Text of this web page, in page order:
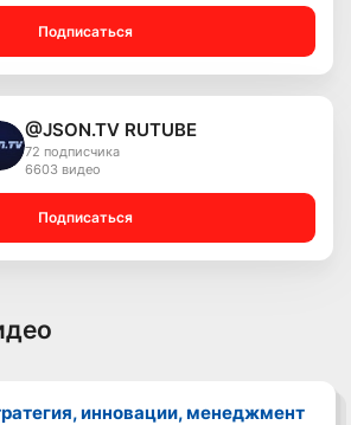
Подписаться
@JSON.TV RUTUBE
72 подписчика
6603 видео
Подписаться
инновации, менеджмент